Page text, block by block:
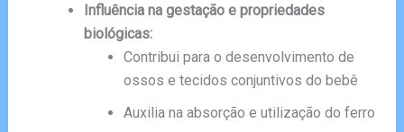
Influência na gestação e propriedades
biológicas:
Contribui para o desenvolvimento de
ossos e tecidos conjuntivos do bebê
Auxilia na absorção e utilização do ferro